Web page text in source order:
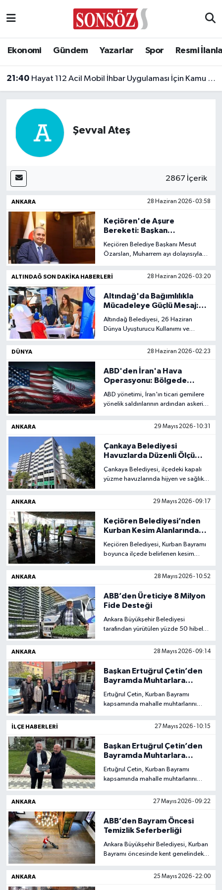
Ekonomi Gündem Yazarlar Spor Resmi
21:40 Hayat 112 Acil Mobil İhbar Uygulaması İçin Kamu Spotu Yayında!
Şevval Ateş
2867 İçerik
ANKARA 28 Haziran 2026 - 03:58
Keçiören'de Aşure
Bereketi: Başkan
Vatandaşlara Davet
Keçiören Belediye Başkanı Mesut
Özarslan, Muharrem ayı dolayısıyla
programına tüm vatandaşları davet
Haziran Pazar günü belediye hizmet
binası önünde gerçekleştirilecek.
ALTINDAĞ SON DAKIKA HABERLERI 28 Haziran 2026 - 03:20
Altındağ'da Bağımlılıkla
Mücadeleye Güçlü Mesaj:
Bağımlılık
Altındağ Belediyesi, 26 Haziran
Dünya Uyuşturucu Kullanımı ve
kapsamında Hamamönü'nde
dijital bağımlılık temasının öne çıktığı
bilinçli teknoloji kullanımı konusunda
önemli bilgiler aktarıldı.
DÜNYA 28 Haziran 2026 - 02:23
ABD'den İran'a Hava
Operasyonu: Bölgede
Gerilim Yeniden Tırmandı
ABD yönetimi, İran'ın ticari gemilere
yönelik saldırılarının ardından askeri
Washington, hava saldırılarının deniz
bildirirken, gelişme Orta Doğu'da
ANKARA 29 Mayıs 2026 - 10:31
Çankaya Belediyesi
Havuzlarda Düzenli Ölçüm
Çankaya Belediyesi, ilçedeki kapalı
yüzme havuzlarında hijyen ve sağlık
düzenli aralıklarla ölçüm ve denetim
yapabilmesi için tesislerde titiz
ANKARA 29 Mayıs 2026 - 09:17
Keçiören Belediyesi’nden
Kurban Kesim Alanlarında
Keçiören Belediyesi, Kurban Bayramı
boyunca ilçede belirlenen kesim
dezenfekte çalışması gerçekleştirdi.
önüne geçmek için bayram süresince
ANKARA 28 Mayıs 2026 - 10:52
ABB’den Üreticiye 8 Milyon
Fide Desteği
Ankara Büyükşehir Belediyesi
tarafından yürütülen yüzde 50 hibeli
ilçede 7 bin 23 üreticiye toplam 8
maliyetlerin azaltılması hedefleniyor.
ANKARA 28 Mayıs 2026 - 09:14
Başkan Ertuğrul Çetin’den
Bayramda Muhtarlara
Ertuğrul Çetin, Kurban Bayramı
kapsamında mahalle muhtarlarını
Gerçekleştirilen ziyaretlerde
alındı.
İLÇE HABERLERI 27 Mayıs 2026 - 10:15
Başkan Ertuğrul Çetin’den
Bayramda Muhtarlara
Ertuğrul Çetin, Kurban Bayramı
kapsamında mahalle muhtarlarını
Ziyaretlerde mahallelerin ihtiyaçları
değerlendirmelerde bulunuldu.
ANKARA 27 Mayıs 2026 - 09:22
ABB’den Bayram Öncesi
Temizlik Seferberliği
Ankara Büyükşehir Belediyesi, Kurban
Bayramı öncesinde kent genelindeki
temizlik çalışması gerçekleştirdi.
ANKARA 25 Mayıs 2026 - 22:00
Asayiş
Biyografi
Çevre
Eğitim
Ekonomi
Eleman
Emlak
Gündem
Gurme
Haber
İlçe Haberleri
Kültür & Sanat
Magazin
Sağlık
Seri İlan
Sokak Hayvanlarını Sahiplendirme
Sonsöz Özel
Vasıta
Yaşam
Ankara Nöbetçi Eczaneler
Ankara Trafik Yoğunluk Haritası
Süper Lig Puan Durumu ve Fikstür
Haber Arşivi